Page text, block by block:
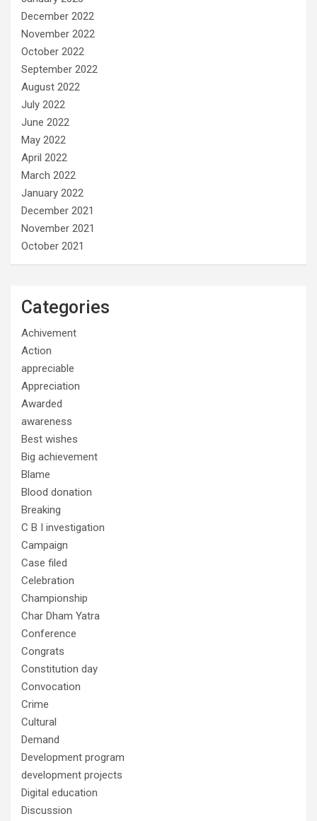
December 2022
November 2022
October 2022
September 2022
August 2022
July 2022
June 2022
May 2022
April 2022
March 2022
January 2022
December 2021
November 2021
October 2021
Categories
Achivement
Action
appreciable
Appreciation
Awarded
awareness
Best wishes
Big achievement
Blame
Blood donation
Breaking
C B I investigation
Campaign
Case filed
Celebration
Championship
Char Dham Yatra
Conference
Congrats
Constitution day
Convocation
Crime
Cultural
Demand
Development program
development projects
Digital education
Discussion